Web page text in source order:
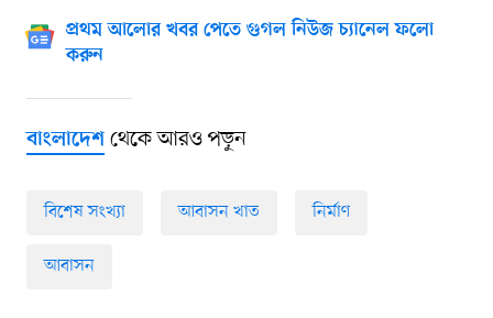
প্রথম আলোর খবর পেতে গুগল নিউজ চ্যানেল ফলো
করুন
বাংলাদেশথেকে আরও পড়ুন
বিশেষ সংখ্যা আবাসন খাত নির্মাণ
আবাসন